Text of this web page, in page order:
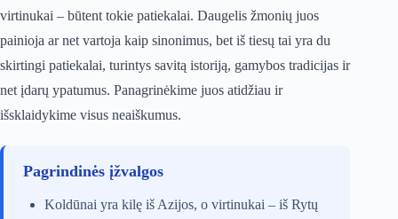
virtinukai – būtent tokie patiekalai. Daugelis žmonių juos
painioja ar net vartoja kaip sinonimus, bet iš tiesų tai yra du
skirtingi patiekalai, turintys savitą istoriją, gamybos tradicijas ir
net įdarų ypatumus. Panagrinėkime juos atidžiau ir
išsklaidykime visus neaiškumus.
Pagrindinės įžvalgos
Koldūnai yra kilę iš Azijos, o virtinukai – iš Rytų